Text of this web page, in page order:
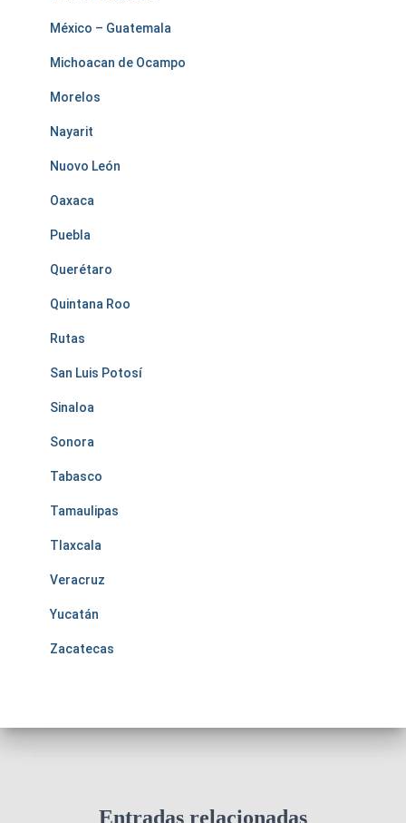
México – Guatemala
Michoacan de Ocampo
Morelos
Nayarit
Nuovo León
Oaxaca
Puebla
Querétaro
Quintana Roo
Rutas
San Luis Potosí
Sinaloa
Sonora
Tabasco
Tamaulipas
Tlaxcala
Veracruz
Yucatán
Zacatecas
Entradas relacionadas